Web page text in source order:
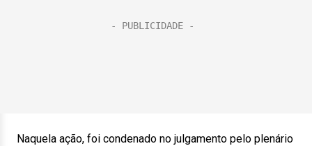
Naquela ação, foi condenado no julgamento pelo plenário